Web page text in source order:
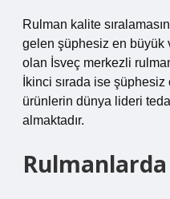
Rulman kalite
gelen şüphesiz en büyük
olan İsveç merkezli
İkinci sırada ise
ürünlerin dünya lideri
almaktadır.